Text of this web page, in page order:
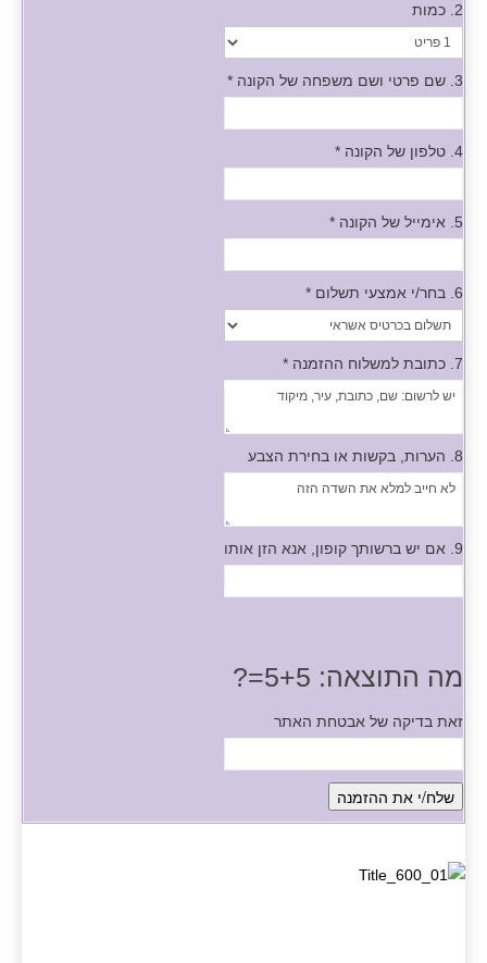
2. כמות
3. שם פרטי ושם משפחה של הקונה *
4. טלפון של הקונה *
5. אימייל של הקונה *
6. בחר/י אמצעי תשלום *
7. כתובת למשלוח ההזמנה *
8. הערות, בקשות או בחירת הצבע
9. אם יש ברשותך קופון, אנא הזן אותו
מה התוצאה: 5+5=?
זאת בדיקה של אבטחת האתר